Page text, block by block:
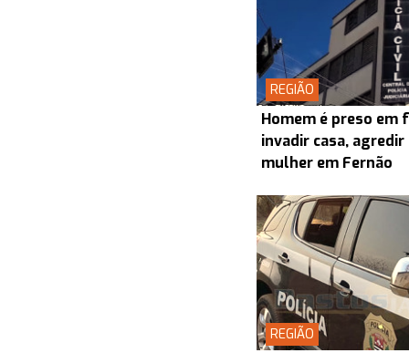
REGIÃO
Homem é preso
invadir casa,
mulher em Fernão
REGIÃO